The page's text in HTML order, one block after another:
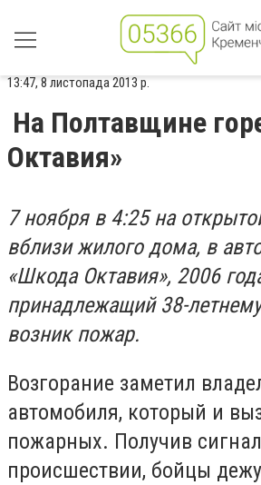
13:47, 8 листопада 2013 р.
На Полтавщине
Октавия»
7 ноября в 4:25 на
вблизи жилого дома, в
«Шкода Октавия», 2006
принадлежащий 38-
возник пожар.
Возгорание заметил
автомобиля, который и
пожарных. Получив
происшествии, бойцы